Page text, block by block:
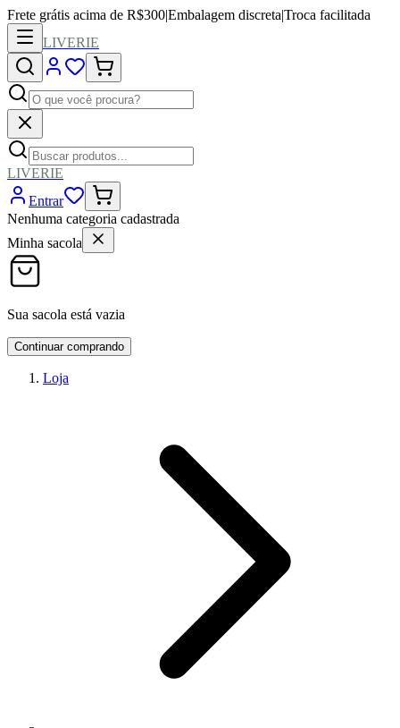
Frete grátis acima de R$300|Embalagem discreta|Troca facilitada
LIVERIE
LIVERIE
Entrar
Nenhuma categoria cadastrada
Minha sacola
Sua sacola está vazia
Continuar comprando
Loja